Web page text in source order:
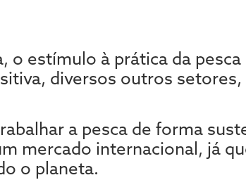
o estímulo à prática da
diversos outros
a pesca de forma
mercado internacional, já
o planeta.